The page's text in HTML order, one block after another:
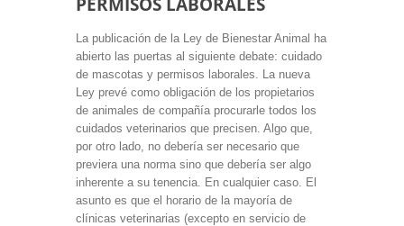
La publicación de la Ley de Bienestar Animal ha
abierto las puertas al siguiente debate: cuidado
de mascotas y permisos laborales. La nueva
Ley prevé como obligación de los propietarios
de animales de compañía procurarle todos los
cuidados veterinarios que precisen. Algo que,
por otro lado, no debería ser necesario que
previera una norma sino que debería ser algo
inherente a su tenencia. En cualquier caso. El
asunto es que el horario de la mayoría de
clínicas veterinarias (excepto en servicio de